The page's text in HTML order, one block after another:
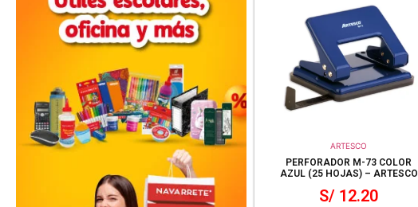
ARTESCO
PERFORADOR M-73 COLOR
AZUL (25 HOJAS) – ARTESCO
S/ 12.20